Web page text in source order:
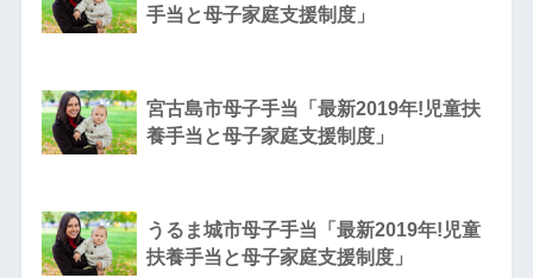
手当と母子家庭支援制度」
宮古島市母子手当「最新2019年!児童扶
養手当と母子家庭支援制度」
うるま城市母子手当「最新2019年!児童
扶養手当と母子家庭支援制度」